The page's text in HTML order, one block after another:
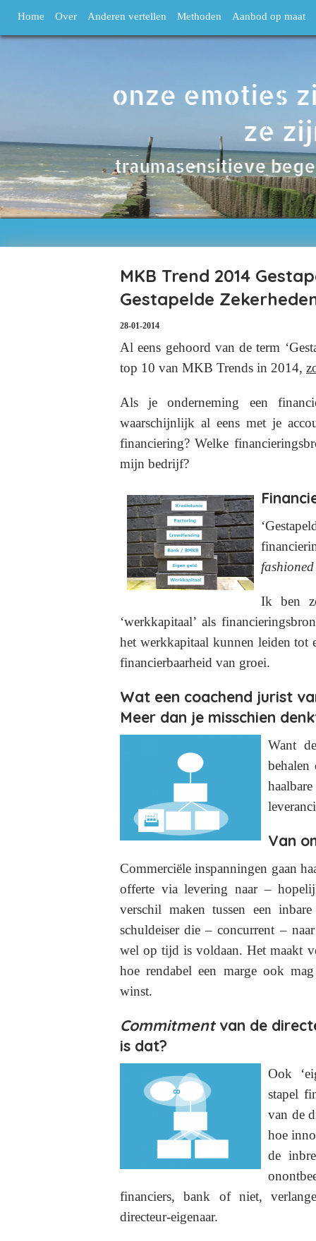
Home Over Anderen vertellen Methoden Aanbod op maat
MKB Trend 2014
Gestapelde
28-01-2014
Al eens gehoord van de term
top 10 van MKB Trends in 2014,
Als je onderneming een
waarschijnlijk al eens met je
financiering? Welke
mijn bedrijf?
fashioned
Ik ben
‘werkkapitaal’ als
het werkkapitaal kunnen leiden tot
financierbaarheid van groei.
Wat een coachend jurist
Meer dan je misschien
Want
behalen
Van
Commerciële inspanningen gaan
offerte via levering naar –
verschil maken tussen een
schuldeiser die – concurrent –
wel op tijd is voldaan. Het maakt
hoe rendabel een marge ook
winst.
Commitmentvan de
is dat?
Ook
stapel
van de
hoe
de
financiers, bank of niet,
directeur-eigenaar.